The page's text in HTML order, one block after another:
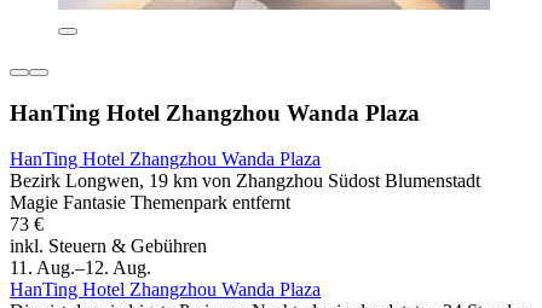
HanTing Hotel Zhangzhou Wanda Plaza
HanTing Hotel Zhangzhou Wanda Plaza
Bezirk Longwen, 19 km von Zhangzhou Südost Blumenstadt
Magie Fantasie Themenpark entfernt
73 €
inkl. Steuern & Gebühren
11. Aug.–12. Aug.
HanTing Hotel Zhangzhou Wanda Plaza